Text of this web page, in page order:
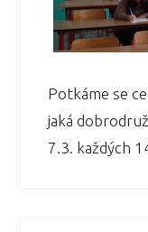
Potkáme se
jaká
7.3. každých